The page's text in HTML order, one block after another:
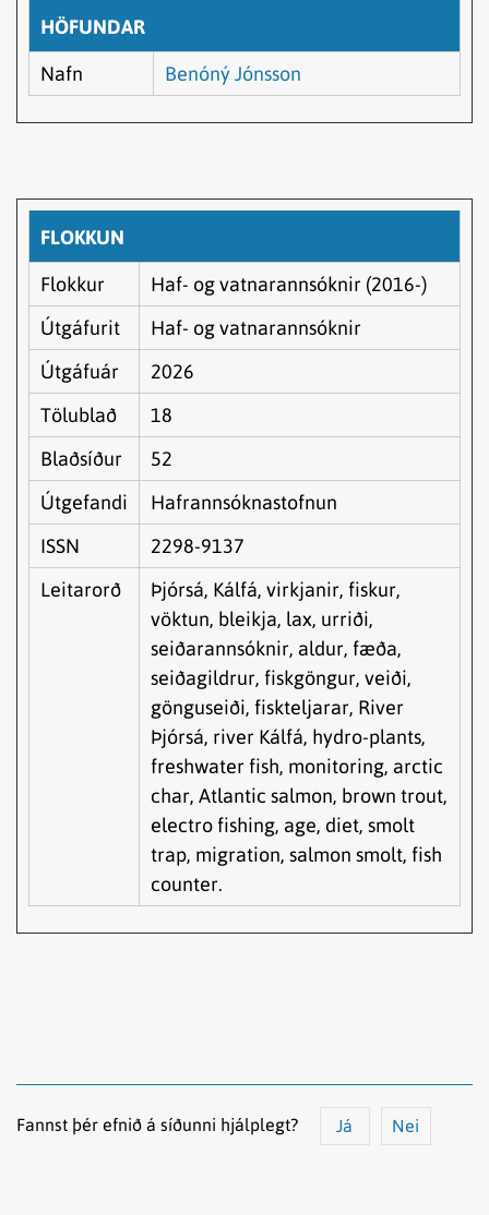
HÖFUNDAR
Nafn Benóný Jónsson
FLOKKUN
Flokkur
Haf- og vatnarannsóknir (2016-)
Útgáfurit
Haf- og vatnarannsóknir
Útgáfuár
2026
Tölublað
18
Blaðsíður
52
Útgefandi
Hafrannsóknastofnun
ISSN
2298-9137
Leitarorð
Þjórsá, Kálfá, virkjanir, fiskur,
vöktun, bleikja, lax, urriði,
seiðarannsóknir, aldur, fæða,
seiðagildrur, fiskgöngur, veiði,
gönguseiði, fiskteljarar, River
Þjórsá, river Kálfá, hydro-plants,
freshwater fish, monitoring, arctic
char, Atlantic salmon, brown trout,
electro fishing, age, diet, smolt
trap, migration, salmon smolt, fish
counter.
Fannst þér efnið á síðunni hjálplegt? Já Nei